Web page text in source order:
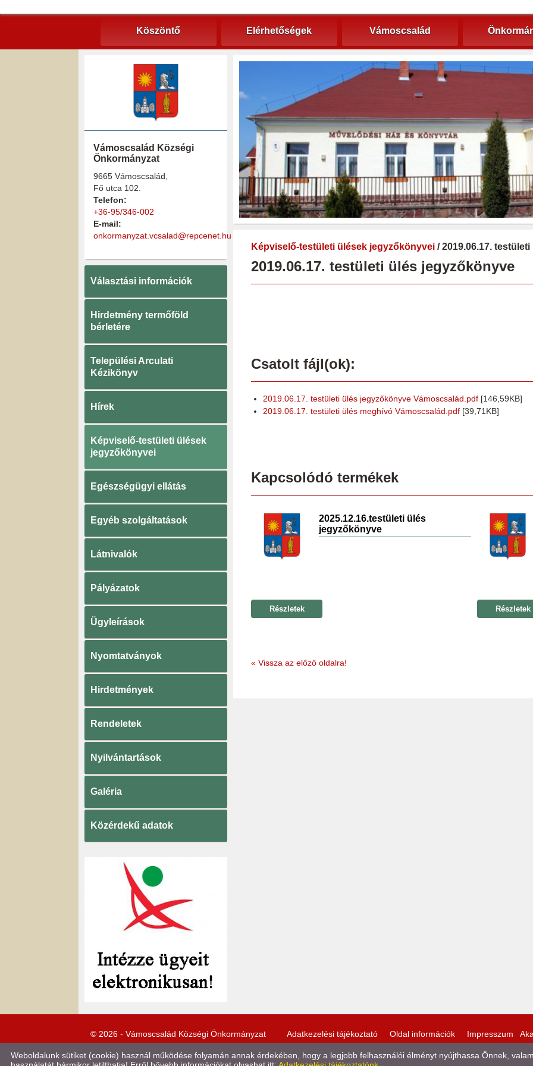
Köszöntő Elérhetőségek Vámoscsalád
Vámoscsalád Községi
Önkormányzat
9665 Vámoscsalád,
Fő utca 102.
Telefon:
+36-95/346-002
E-mail:
onkormanyzat.vcsalad@repcenet.hu
Választási információk
Hirdetmény termőföld
bérletére
Települési Arculati
Kézikönyv
Hírek
Képviselő-testületi ülések
jegyzőkönyvei
Egészségügyi ellátás
Egyéb szolgáltatások
Látnivalók
Pályázatok
Ügyleírások
Nyomtatványok
Hirdetmények
Rendeletek
Nyilvántartások
Galéria
Közérdekű adatok
Képviselő-testületi ülések jegyzőkönyvei / 2019.06.17.
2019.06.17. testületi ülés jegyzőkönyve
Csatolt fájl(ok):
2019.06.17. testületi ülés jegyzőkönyve Vámoscsalád.pdf [146,59KB]
2019.06.17. testületi ülés meghívó Vámoscsalád.pdf [39,71KB]
Kapcsolódó termékek
2025.12.16.testületi ülés
jegyzőkönyve
Részletek Részletek
« Vissza az előző oldalra!
© 2026 - Vámoscsalád Községi Önkormányzat Adatkezelési tájékoztató Oldal információk Impresszum
Weboldalunk sütiket (cookie) használ működése folyamán annak érdekében, hogy a legjobb felhasználói élményt nyújthassa Önnek,